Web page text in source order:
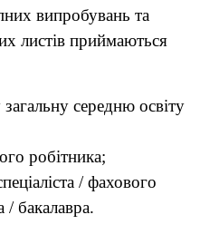
випробувань та
листів приймаються
середню освіту
робітника;
/ фахового
бакалавра.